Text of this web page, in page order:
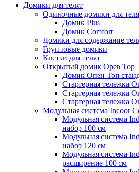
Домики для телят
Одиночные домики для
Домик Plus
Домик Comfort
Домики для содержание
Групповые домики
Клетки для телят
Открытый домик Open Top
Домик Опен Топ
Стартерная тележка
Стартерная тележка
Стартерная тележка
Модульная система Indoor
Модульная система
набор 100 см
Модульная система
набор 120 см
Модульная система
расширение 100 см